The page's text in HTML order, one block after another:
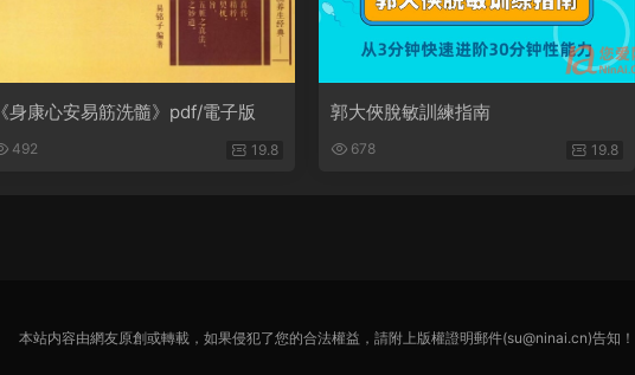
《身康心安易筋洗髓》pdf/電子版
492 19.8
郭大俠脫敏訓練指南
678 19.8
本站内容由網友原創或轉載，如果侵犯了您的合法權益，請附上版權證明郵件(su@ninai.cn)告知！